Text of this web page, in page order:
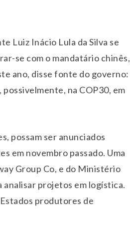
Luiz Inácio Lula da Silva se
se com o mandatário chinês,
ano, disse fonte do governo:
possivelmente, na COP30, em
possam ser anunciados
em novembro passado. Uma
Group Co, e do Ministério
analisar projetos em logística.
produtores de